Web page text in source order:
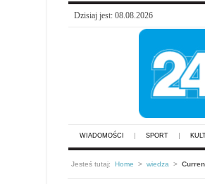
Dzisiaj jest: 08.08.2026
WIADOMOŚCI SPORT
Jesteś tutaj: Home > wiedza >